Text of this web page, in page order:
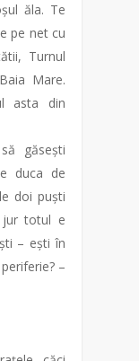
ăla. Te
pe net cu
Turnul
Mare.
asta din
găsești
duca de
doi puști
jur totul e
– ești în
–